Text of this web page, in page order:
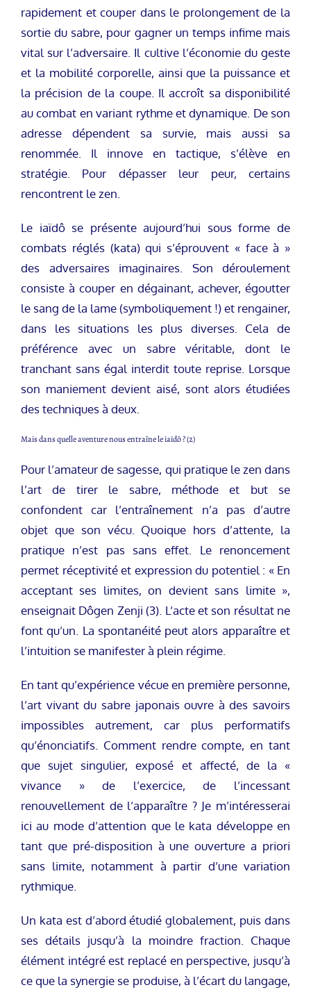
rapidement et couper dans le prolongement de la
sortie du sabre, pour gagner un temps infime mais
vital sur l’adversaire. Il cultive l’économie du geste
et la mobilité corporelle, ainsi que la puissance et
la précision de la coupe. Il accroît sa disponibilité
au combat en variant rythme et dynamique. De son
adresse dépendent sa survie, mais aussi sa
renommée. Il innove en tactique, s’élève en
stratégie. Pour dépasser leur peur, certains
rencontrent le zen.
Le iaïdô se présente aujourd’hui sous forme de
combats réglés (kata) qui s’éprouvent « face à »
des adversaires imaginaires. Son déroulement
consiste à couper en dégainant, achever, égoutter
le sang de la lame (symboliquement !) et rengainer,
dans les situations les plus diverses. Cela de
préférence avec un sabre véritable, dont le
tranchant sans égal interdit toute reprise. Lorsque
son maniement devient aisé, sont alors étudiées
des techniques à deux.
Mais dans quelle aventure nous entraîne le iaïdô ? (2)
Pour l’amateur de sagesse, qui pratique le zen dans
l’art de tirer le sabre, méthode et but se
confondent car l’entraînement n’a pas d’autre
objet que son vécu. Quoique hors d’attente, la
pratique n’est pas sans effet. Le renoncement
permet réceptivité et expression du potentiel : « En
acceptant ses limites, on devient sans limite »,
enseignait Dôgen Zenji (3). L’acte et son résultat ne
font qu’un. La spontanéité peut alors apparaître et
l’intuition se manifester à plein régime.
En tant qu’expérience vécue en première personne,
l’art vivant du sabre japonais ouvre à des savoirs
impossibles autrement, car plus performatifs
qu’énonciatifs. Comment rendre compte, en tant
que sujet singulier, exposé et affecté, de la «
vivance » de l’exercice, de l’incessant
renouvellement de l’apparaître ? Je m’intéresserai
ici au mode d’attention que le kata développe en
tant que pré-disposition à une ouverture a priori
sans limite, notamment à partir d’une variation
rythmique.
Un kata est d’abord étudié globalement, puis dans
ses détails jusqu’à la moindre fraction. Chaque
élément intégré est replacé en perspective, jusqu’à
ce que la synergie se produise, à l’écart du langage,